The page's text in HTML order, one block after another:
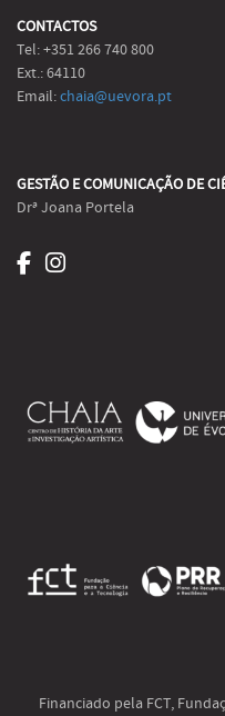
CONTACTOS
Tel: +351 266 740 800
Ext.: 64110
Email:chaia@uevora.pt
GESTÃO E COMUNICAÇÃO DE
Drª Joana Portela
Financiado pela FCT,